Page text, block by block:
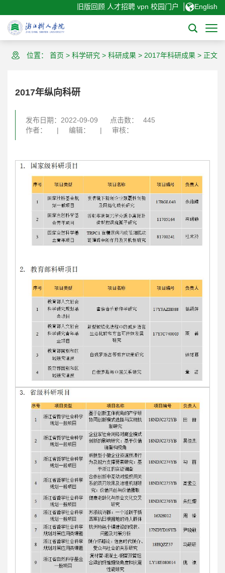
旧版回顾 人才招聘 vpn 校园门户 English
位置： 首页 > 科学研究 > 科研成果 > 2017年科研成果 > 正文
2017年纵向科研
发布日期：2022-09-09 点击数：
445
作者：
| 编辑： | 审核：